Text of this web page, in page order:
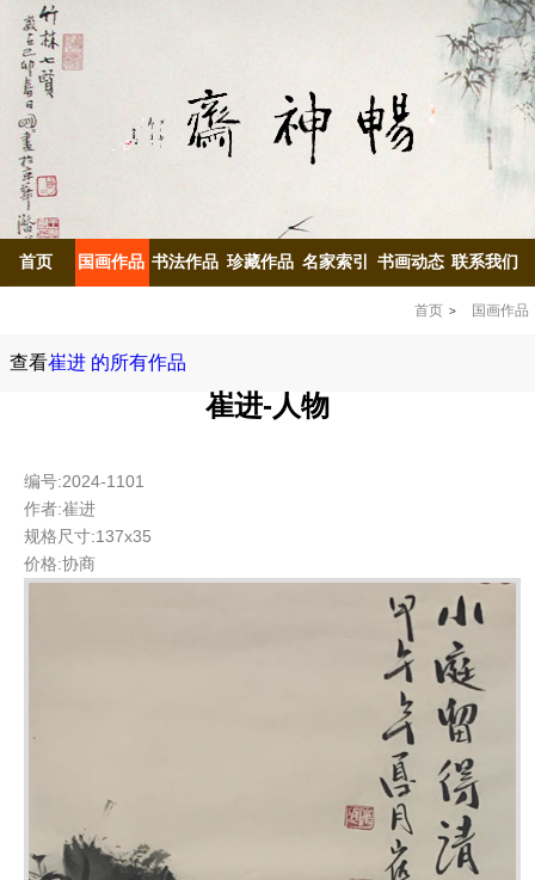
首页 国画作品 书法作品 珍藏作品 名家索引 书画动态 联系我们
首页 国画作品
查看崔进 的所有作品
崔进-人物
编号:2024-1101
作者:崔进
规格尺寸:137x35
价格:协商